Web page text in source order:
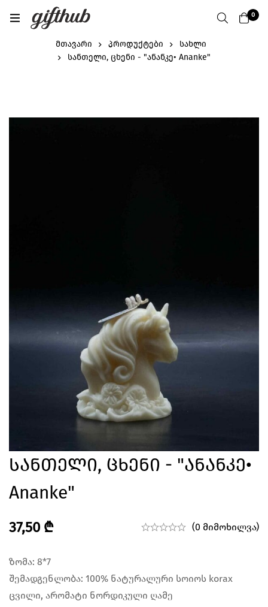
0
მთავარი პროდუქტები
სახლი
სანთელი, ცხენი - "ანანკე• Ananke"
Სანთელი, Ცხენი - "ანანკე•
Ananke"
37,50 ₾ (0 მიმოხილვა)
ზომა: 8*7
შემადგენლობა: 100% ნატურალური სოიოს korax
ცვილი, არომატი ნორდიკული ღამე